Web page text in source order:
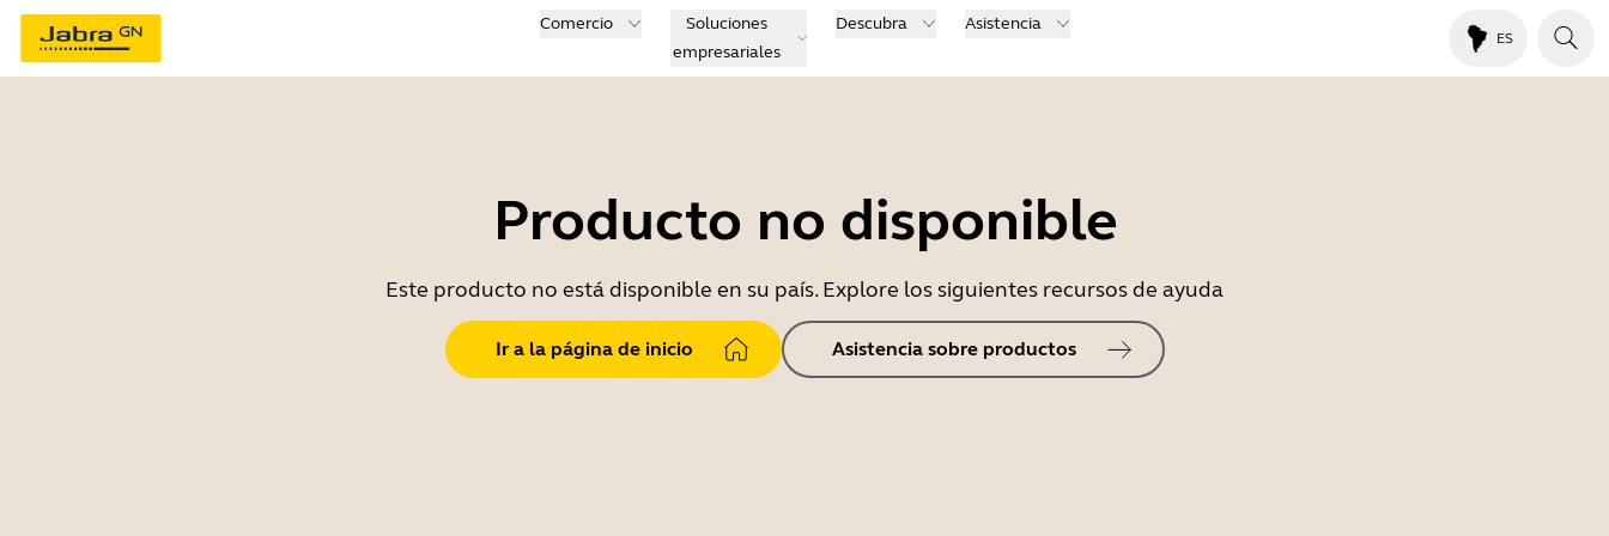
Comercio
Soluciones
empresariales
Descubra Asistencia
ES
Producto no disponible
Este producto no está disponible en su país. Explore los siguientes recursos de ayuda
Ir a la página de inicio Asistencia sobre productos